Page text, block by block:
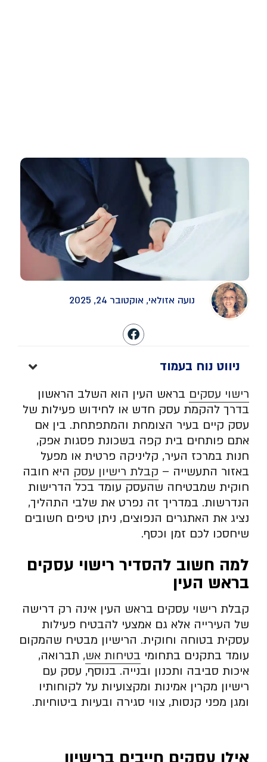
נועה אזולאי, אוקטובר 24, 2025
ניווט נוח בעמוד
רישוי עסקים בראש העין הוא השלב הראשון
בדרך להקמת עסק חדש או לחידוש פעילות של
עסק קיים בעיר הצומחת והמתפתחת. בין אם
אתם פותחים בית קפה בשכונת פסגות אפק,
חנות במרכז העיר, קליניקה פרטית או מפעל
באזור התעשייה – קבלת רישיון עסק היא חובה
חוקית שמבטיחה שהעסק עומד בכל הדרישות
הנדרשות. במדריך זה נפרט את שלבי התהליך,
נציג את האתגרים הנפוצים, ניתן טיפים חשובים
שיחסכו לכם זמן וכסף.
למה חשוב להסדיר רישוי עסקים
בראש העין
קבלת רישוי עסקים בראש העין אינה רק דרישה
של העירייה אלא גם אמצעי להבטיח פעילות
עסקית בטוחה וחוקית. הרישיון מבטיח שהמקום
עומד בתקנים בתחומי בטיחות אש, תברואה,
איכות סביבה ותכנון ובנייה. בנוסף, עסק עם
רישיון מקרין אמינות ומקצועיות על לקוחותיו
ומגן מפני קנסות, צווי סגירה ובעיות ביטוחיות.